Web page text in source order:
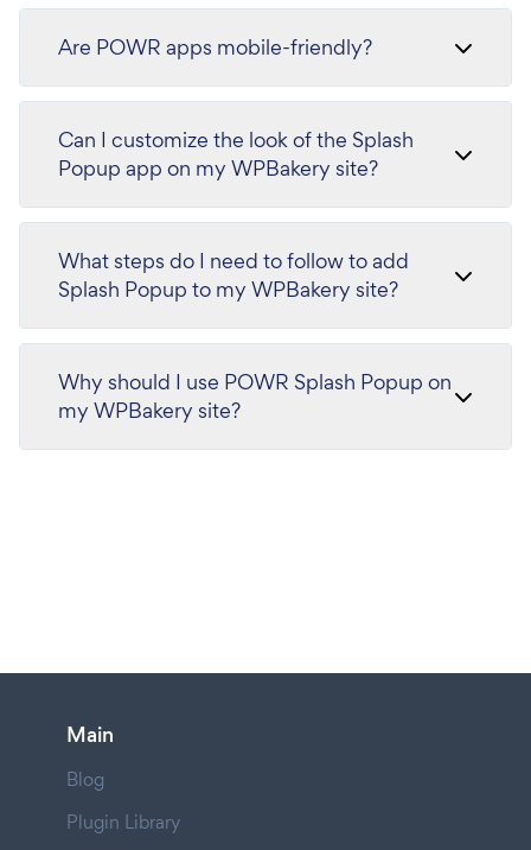
Are POWR apps mobile-friendly?
Can I customize the look of the Splash
Popup app on my WPBakery site?
What steps do I need to follow to add
Splash Popup to my WPBakery site?
Why should I use POWR Splash Popup on
my WPBakery site?
Main
Blog
Plugin Library